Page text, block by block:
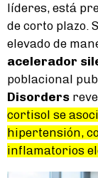
líderes, está
de corto plazo.
elevado de
acelerador
poblacional
Disorders
cortisol se
hipertensión,
inflamatorios